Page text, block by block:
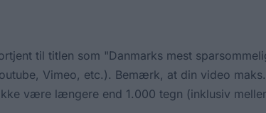
til titlen som "Danmarks mest
Vimeo, etc.). Bemærk, at din video
være længere end 1.000 tegn (inklusiv